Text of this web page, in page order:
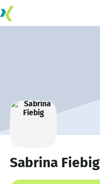
Sabrina Fiebig